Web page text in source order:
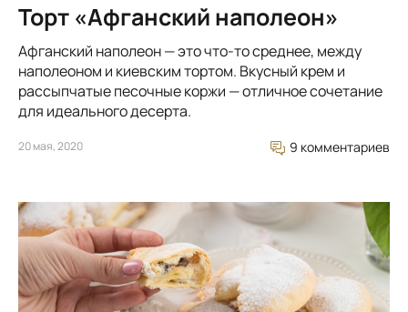
Торт «Афганский наполеон»
Афганский наполеон — это что-то среднее, между
наполеоном и киевским тортом. Вкусный крем и
рассыпчатые песочные коржи — отличное сочетание
для идеального десерта.
20 мая, 2020 9 комментариев